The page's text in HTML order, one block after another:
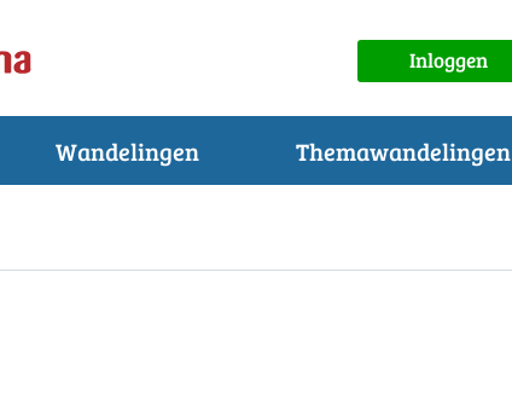
Inloggen
Wandelingen Themawandelingen